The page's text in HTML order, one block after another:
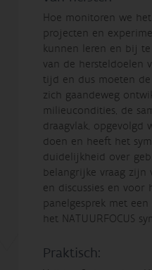
Hoe monitoren we
projecten en
kunnen leren en bij
van de hersteldoelen
tijd en dus moeten
zich gaandeweg
milieucondities, de
draagvlak, opgevolgd
doen en heeft het
duidelijkheid over
belangrijke vraag zijn
en discussies en voor
panelgesprek met
het NATUURFOCUS
Praktisch: